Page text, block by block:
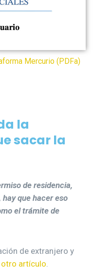
Mercurio (PDFa)
la
sacar la
de residencia,
que hacer eso
el trámite de
de extranjero y
otro artículo.